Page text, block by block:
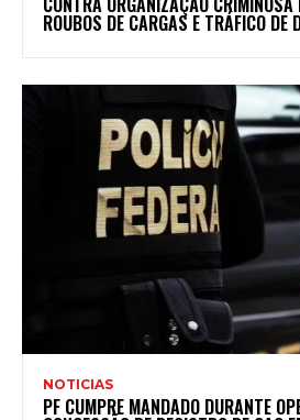
ROUBOS DE CARGAS E TRÁFICO DE
NOTICIAS
PF CUMPRE MANDADO DURANTE